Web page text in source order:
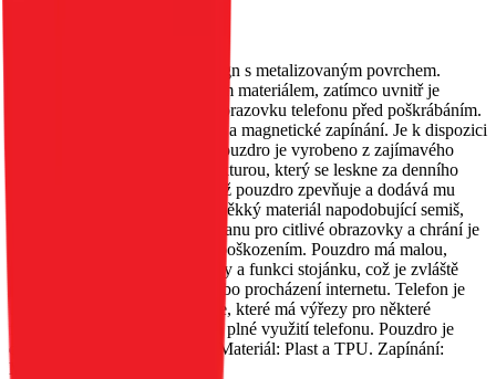
Toto pouzdro má původní design s metalizovaným povrchem.
Vnější strana je obšita třpytivým materiálem, zatímco uvnitř je
měkký materiál, který chrání obrazovku telefonu před poškrábáním.
Obsahuje kapsu na dokumenty a magnetické zapínání. Je k dispozici
v několika různých barvách. Pouzdro je vyrobeno z zajímavého
materiálu s metalizovanou strukturou, který se leskne za denního
světla. Okraje jsou zesíleny, což pouzdro zpevňuje a dodává mu
originalitu. Uvnitř je umístěn měkký materiál napodobující semiš,
který poskytuje vynikající ochranu pro citlivé obrazovky a chrání je
před poškrábáním a drobným poškozením. Pouzdro má malou,
praktickou kapsu na dokumenty a funkci stojánku, což je zvláště
užitečné při sledování filmů nebo procházení internetu. Telefon je
umístěn v silikonovém pouzdře, které má výřezy pro některé
funkční tlačítka, což umožňuje plné využití telefonu. Pouzdro je
dostupné v několika barvách. Materiál: Plast a TPU. Zapínání:
Magnet.